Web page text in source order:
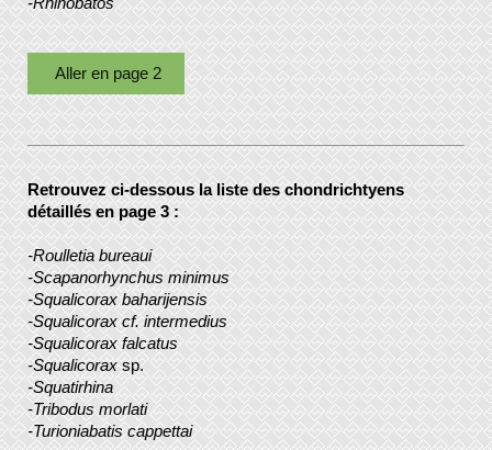
Aller en page 2
Retrouvez ci-dessous la liste des chondrichtyens
détaillés en page 3 :
-Roulletia bureaui
-Scapanorhynchus minimus
-Squalicorax baharijensis
-Squalicorax cf. intermedius
-Squalicorax falcatus
-Squalicoraxsp.
-Squatirhina
-Tribodus morlati
-Turioniabatis cappettai